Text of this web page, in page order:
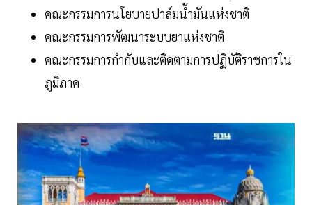
คณะกรรมการนโยบายปาล์มน้ำมันแห่งชาติ
คณะกรรมการพัฒนาระบบยาแห่งชาติ
คณะกรรมการกำกับและติดตามการปฏิบัติราชการใน
ภูมิภาค